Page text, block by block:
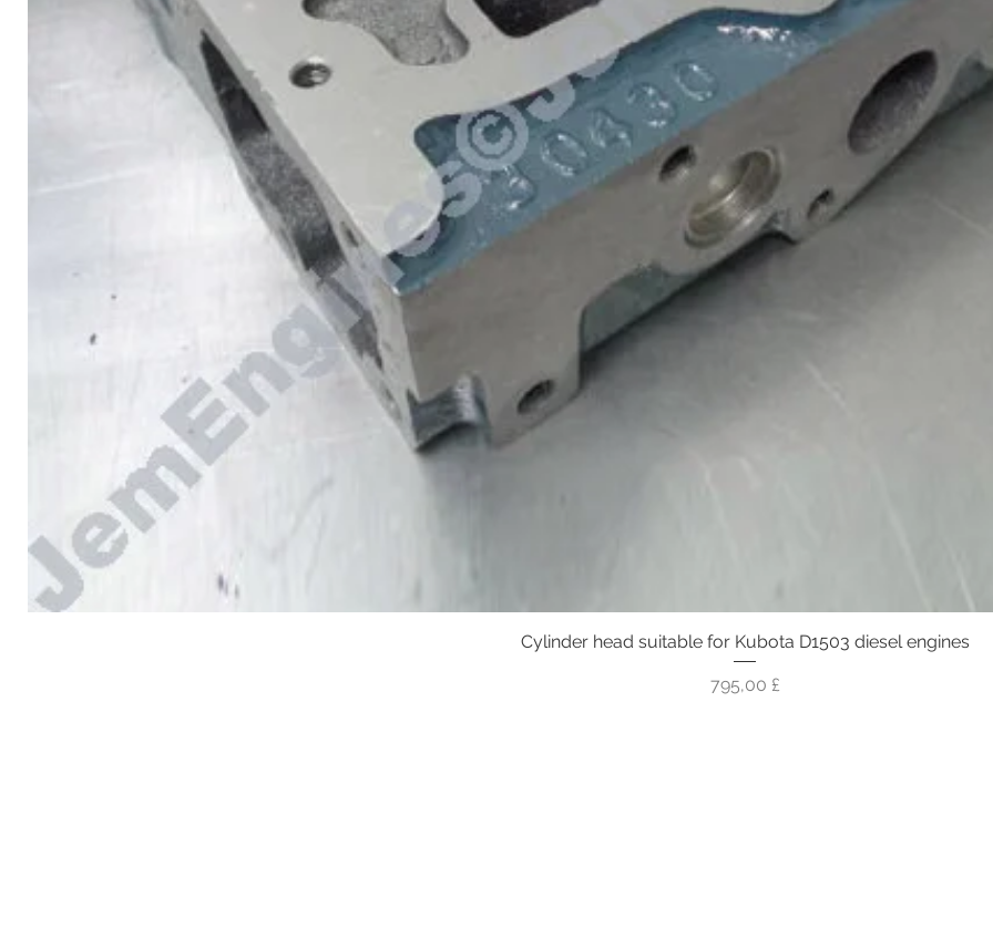
Γρήγορη προβολή
Cylinder head suitable for Kubota D1503 diesel engines
Τιμή
795,00 £